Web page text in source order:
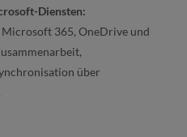
Diensten:
365, OneDrive und
über